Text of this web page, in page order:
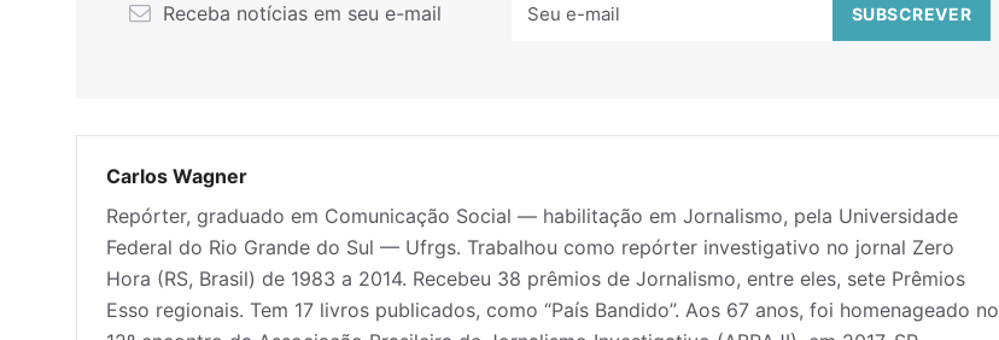
Receba notícias em seu e-mail
Carlos Wagner
Repórter, graduado em Comunicação Social — habilitação em Jornalismo, pela Universidade
Federal do Rio Grande do Sul — Ufrgs. Trabalhou como repórter investigativo no jornal Zero
Hora (RS, Brasil) de 1983 a 2014. Recebeu 38 prêmios de Jornalismo, entre eles, sete Prêmios
Esso regionais. Tem 17 livros publicados, como “País Bandido”. Aos 67 anos, foi homenageado no